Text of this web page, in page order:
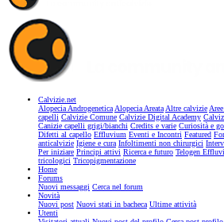
Calvizie.net
Alopecia AndrogeneticaAlopecia AreataAltre calvizie
capelli Calvizie Comune Calvizie Digital Academy
Canizie capelli grigi/bianchi Credits e varie Curiosità e
Difetti al capello Effluvium Eventi e Incontri Featured
anticalvizie Igiene e cura Infoltimenti non chirurgici
Per iniziare Principi attivi Ricerca e futuro Telogen
tricologici Tricopigmentazione
Home
Forums
Nuovi messaggi Cerca nel forum
Novità
Nuovi post Nuovi stati in bacheca Ultime attività
Utenti